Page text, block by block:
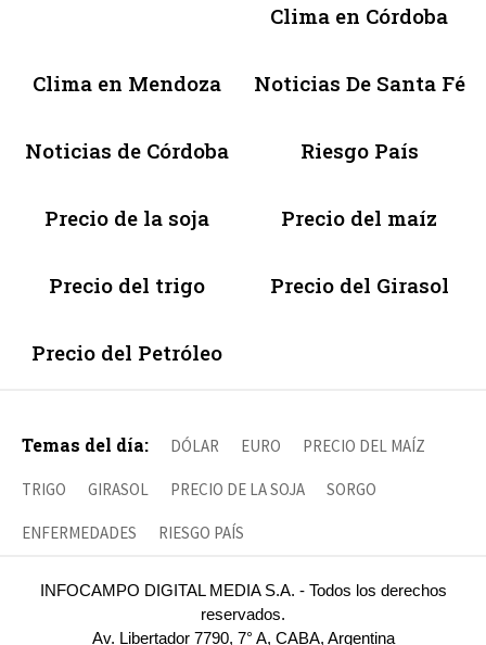
Clima en Córdoba
Clima en Mendoza Noticias De Santa Fé
Noticias de Córdoba Riesgo País
Precio de la soja Precio del maíz
Precio del trigo Precio del Girasol
Precio del Petróleo
Temas del día: DÓLAR EURO PRECIO DEL MAÍZ
TRIGO GIRASOL PRECIO DE LA SOJA SORGO
ENFERMEDADES RIESGO PAÍS
INFOCAMPO DIGITAL MEDIA S.A. - Todos los derechos
reservados.
Av. Libertador 7790, 7° A, CABA, Argentina